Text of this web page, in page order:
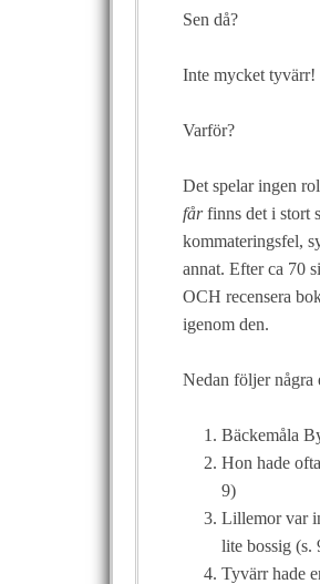
Sen då?
Inte mycket tyvärr!
Varför?
Det spelar ingen
fårfinns det i stort
kommateringsfel,
annat. Efter ca 70
OCH recensera
igenom den.
Nedan följer några
Bäckemåla
Hon hade
9)
Lillemor var
lite bossig (s.
Tyvärr hade